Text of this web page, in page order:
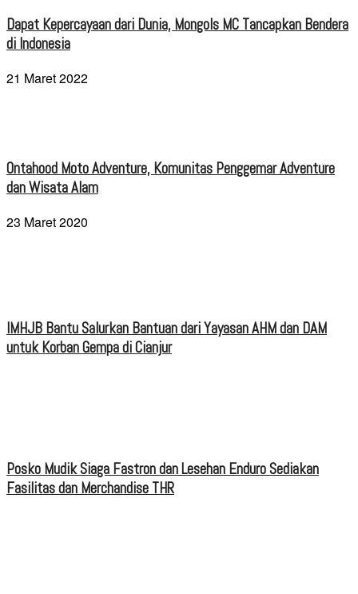
Dapat Kepercayaan dari Dunia, Mongols MC Tancapkan Bendera
di Indonesia
21 Maret 2022
Ontahood Moto Adventure, Komunitas Penggemar Adventure
dan Wisata Alam
23 Maret 2020
IMHJB Bantu Salurkan Bantuan dari Yayasan AHM dan DAM
untuk Korban Gempa di Cianjur
Posko Mudik Siaga Fastron dan Lesehan Enduro Sediakan
Fasilitas dan Merchandise THR